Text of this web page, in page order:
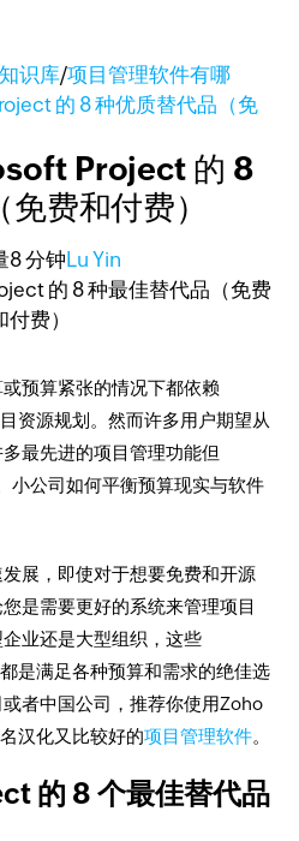
识库/项目管理软件有哪
的 8 种优质替代品（免
Project 的 8
费和付费）
8 分钟 Lu Yin
预算紧张的情况下都依赖
资源规划。然而许多用户期望从
最先进的项目管理功能但
小公司如何平衡预算现实与软件
展，即使对于想要免费和开源
是需要更好的系统来管理项目
业还是大型组织，这些
是满足各种预算和需求的绝佳选
者中国公司，推荐你使用Zoho
汉化又比较好的项目管理软件。
的 8 个最佳替代品